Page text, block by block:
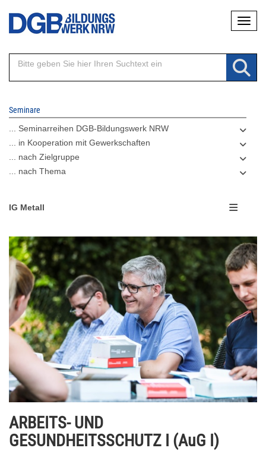
Direkt
Inhalt
Seminare
... Seminarreihen DGB-Bildungswerk NRW
... in Kooperation mit Gewerkschaften
... nach Zielgruppe
... nach Thema
IG Metall
ARBEITS- UND
GESUNDHEITSSCHUTZ I (AuG I)